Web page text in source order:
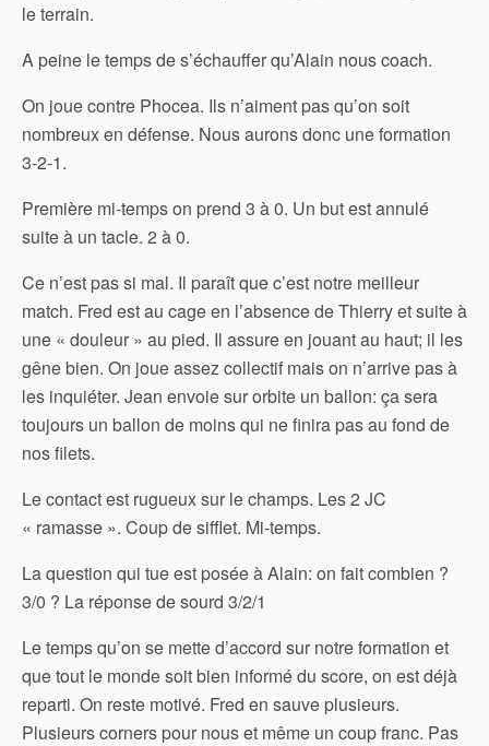
le terrain.
A peine le temps de s’échauffer qu’Alain nous coach.
On joue contre Phocea. Ils n’aiment pas qu’on soit
nombreux en défense. Nous aurons donc une formation
3-2-1.
Première mi-temps on prend 3 à 0. Un but est annulé
suite à un tacle. 2 à 0.
Ce n’est pas si mal. Il paraît que c’est notre meilleur
match. Fred est au cage en l’absence de Thierry et suite à
une « douleur » au pied. Il assure en jouant au haut; il les
gêne bien. On joue assez collectif mais on n’arrive pas à
les inquiéter. Jean envoie sur orbite un ballon: ça sera
toujours un ballon de moins qui ne finira pas au fond de
nos filets.
Le contact est rugueux sur le champs. Les 2 JC
« ramasse ». Coup de sifflet. Mi-temps.
La question qui tue est posée à Alain: on fait combien ?
3/0 ? La réponse de sourd 3/2/1
Le temps qu’on se mette d’accord sur notre formation et
que tout le monde soit bien informé du score, on est déjà
reparti. On reste motivé. Fred en sauve plusieurs.
Plusieurs corners pour nous et même un coup franc. Pas